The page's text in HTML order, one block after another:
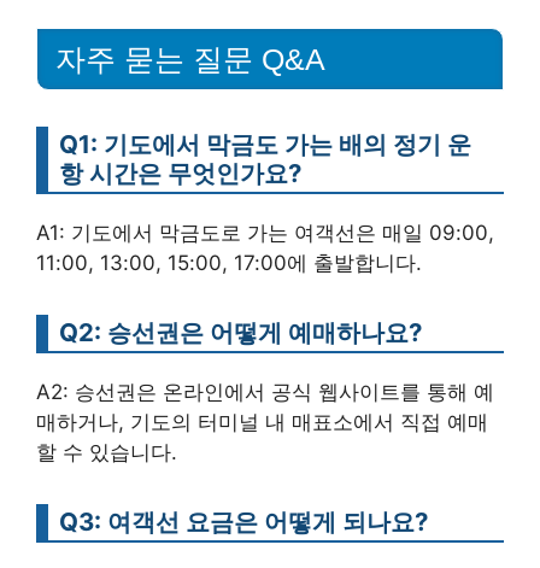
자주 묻는 질문 Q&A
Q1: 기도에서 막금도 가는 배의 정기 운
항 시간은 무엇인가요?
A1: 기도에서 막금도로 가는 여객선은 매일 09:00,
11:00, 13:00, 15:00, 17:00에 출발합니다.
Q2: 승선권은 어떻게 예매하나요?
A2: 승선권은 온라인에서 공식 웹사이트를 통해 예
매하거나, 기도의 터미널 내 매표소에서 직접 예매
할 수 있습니다.
Q3: 여객선 요금은 어떻게 되나요?